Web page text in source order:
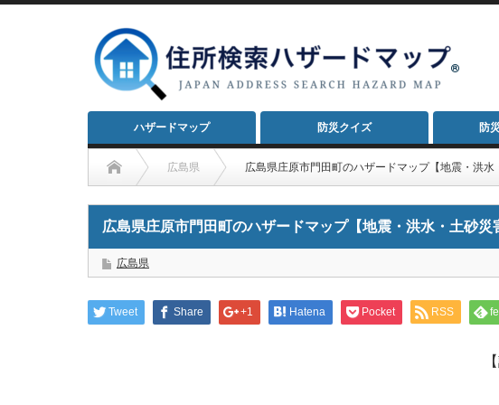
ハザードマップ 防災クイズ 防
広島県 広島県庄原市門田町のハザードマップ【地震・洪水
広島県庄原市門田町のハザードマップ【地震・洪水・土砂災
広島県
Tweet Share +1 Hatena Pocket RSS